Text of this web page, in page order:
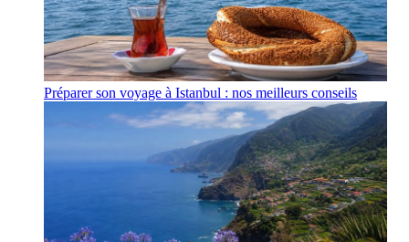
Préparer son voyage à Istanbul : nos meilleurs conseils